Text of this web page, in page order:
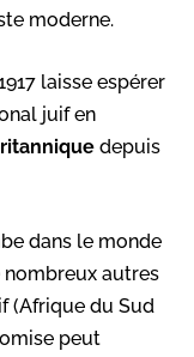
moderne.
laisse espérer
juif en
depuis
dans le monde
autres
(Afrique du Sud
peut